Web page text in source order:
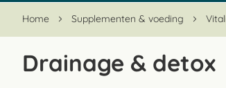
Home Supplementen & voeding
Drainage & detox